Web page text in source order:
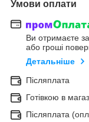
Умови оплати
Ви отримаєте
або гроші
Детальніше
Післяплата
Готівкою в
Післяплата